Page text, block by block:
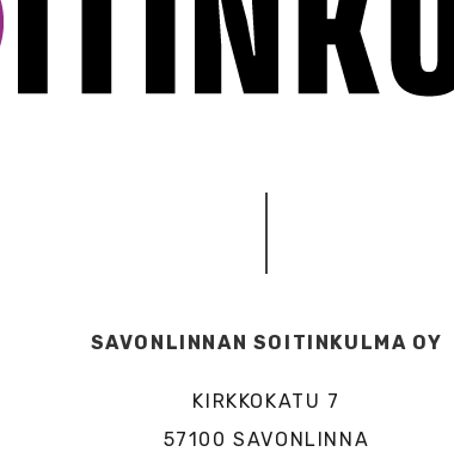
SAVONLINNAN SOITINKULMA OY
KIRKKOKATU 7
57100 SAVONLINNA